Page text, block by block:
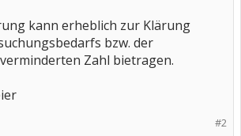
kann erheblich zur Klärung
bzw. der
Zahl bietragen.
#2